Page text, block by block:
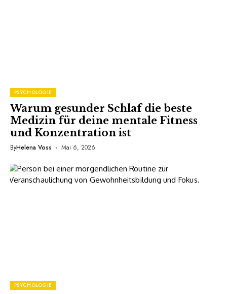
PSYCHOLOGIE
Warum gesunder Schlaf die beste
Medizin für deine mentale Fitness
und Konzentration ist
ByHelena Voss Mai 6, 2026
PSYCHOLOGIE